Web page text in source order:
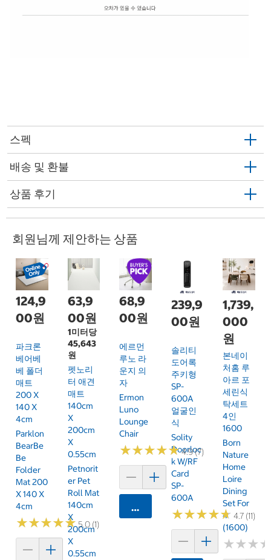
스펙
배송 및 환불
상품 후기
회원님께 제안하는 상품
124,9
00원
파크론
베어베
베 폴더
매트
200 X
140 X
4cm
Parklon
BearBe
Be
Folder
Mat 200
X 140 X
4cm
★★★★★
★★★★★5.0 (1)
63,9
00원
1미터당
45,643
원
펫노리
터 애견
매트
140cm
X
200cm
X
0.55cm
Petnorit
Er Pet
Roll Mat
140cm
X
200cm
X
0.55cm
68,9
00원
에르먼
루노 라
운지 의
자
Ermon
Luno
Lounge
Chair
★★★★★
★★★★★4.9 (7)
카트에 담기
239,9
00원
솔리티
도어록
주키형
SP-
600A
얼굴인
식
Solity
Doorloc
K W/RF
Card
SP-
600A
★★★★★
★★★★★ 4.7 (11)
1,739,
000
원
본네이
처홈 루
아르 포
세린식
탁세트
4인
1600
Born
Nature
Home
Loire
Dining
Set For
4
(1600)
★★★
★★★